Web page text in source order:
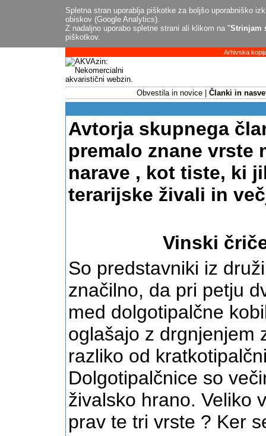
Spletna stran uporablja piškotke za boljšo uporabniško
obiskov (Google Analytics).
Z nadaljno uporabo spletne strani ali klikom na "Strinjam
piškotkov.
Arhivska
Obvestila in novice Članki in
Avtorja skupnega
premalo znane vrste
narave , kot tiste, ki
terarijske živali in
Vinski
So predstavniki iz
značilno, da pri petju
med dolgotipalčne
oglašajo z drgnjenjem
razliko od
Dolgotipalčnice so
živalsko hrano. Veliko
prav te tri vrste ? Ker